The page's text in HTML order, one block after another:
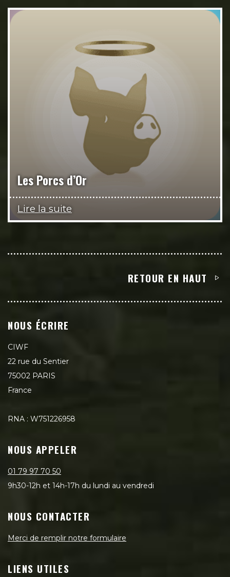
Les Porcs d’Or
Lire la suite
RETOUR EN HAUT
NOUS ÉCRIRE
CIWF
22 rue du Sentier
75002 PARIS
France
RNA : W751226958
NOUS APPELER
01 79 97 70 50
9h30-12h et 14h-17h du lundi au vendredi
NOUS CONTACTER
Merci de remplir notre formulaire
LIENS UTILES